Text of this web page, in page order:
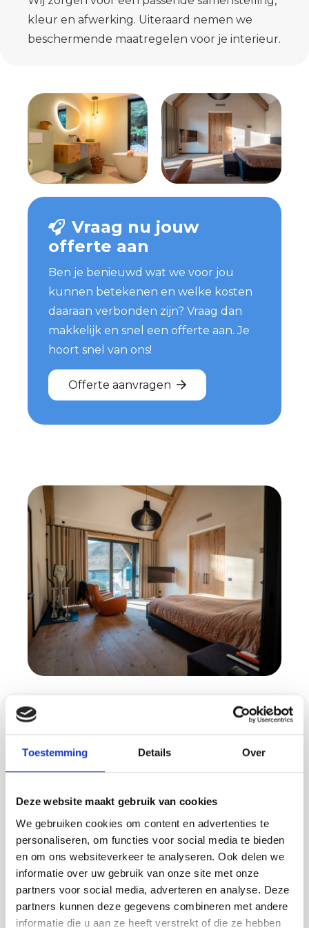
Toestemming Details Over
Deze website maakt gebruik van cookies
We gebruiken cookies om content en advertenties te
personaliseren, om functies voor social media te bieden
en om ons websiteverkeer te analyseren. Ook delen we
informatie over uw gebruik van onze site met onze
partners voor social media, adverteren en analyse. Deze
partners kunnen deze gegevens combineren met andere
informatie die u aan ze heeft verstrekt of die ze hebben
kleur en afwerking. Uiteraard nemen we
beschermende maatregelen voor je interieur.
Vraag nu jouw
offerte aan
Ben je benieuwd wat we voor jou
kunnen betekenen en welke kosten
daaraan verbonden zijn? Vraag dan
makkelijk en snel een offerte aan. Je
hoort snel van ons!
Offerte aanvragen
Gietvloeren met
uitstraling én functie
een stootje kan? Onze gietvloeren zijn
populair in zowel woonhuizen als
bedrijfsruimtes.
We leveren diverse soorten:
PU gietvloeren: comfortabel en elastisch